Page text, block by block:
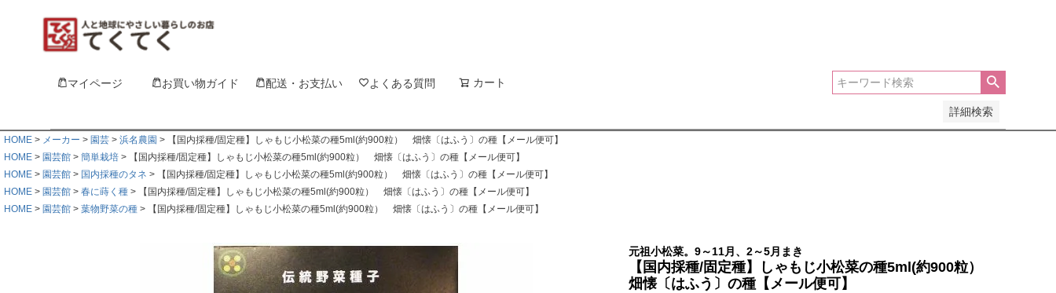
マイページ お買い物ガイド 配送・お支払い よくある質問 カート
詳細検索
HOME メーカー 園芸 浜名農園
【国内採種/固定種】しゃもじ小松菜の種5ml(約900粒） 畑懐〔はふう〕の種【メール便可】
HOME
園芸館 簡単栽培
【国内採種/固定種】しゃもじ小松菜の種5ml(約900粒） 畑懐〔はふう〕の種【メール便可】
HOME
園芸館 国内採種のタネ
【国内採種/固定種】しゃもじ小松菜の種5ml(約900粒） 畑懐〔はふう〕の種【メール便可】
HOME
園芸館 春に蒔く種
【国内採種/固定種】しゃもじ小松菜の種5ml(約900粒） 畑懐〔はふう〕の種【メール便可】
HOME
園芸館 葉物野菜の種 【国内採種/固定種】しゃもじ小松菜の種5ml(約900粒） 畑懐〔はふう〕の種【メール便可】
元祖小松菜。9～11月、2～5月まき
【国内採種/固定種】しゃもじ小松菜の種5ml(約900粒）
畑懐〔はふう〕の種【メール便可】